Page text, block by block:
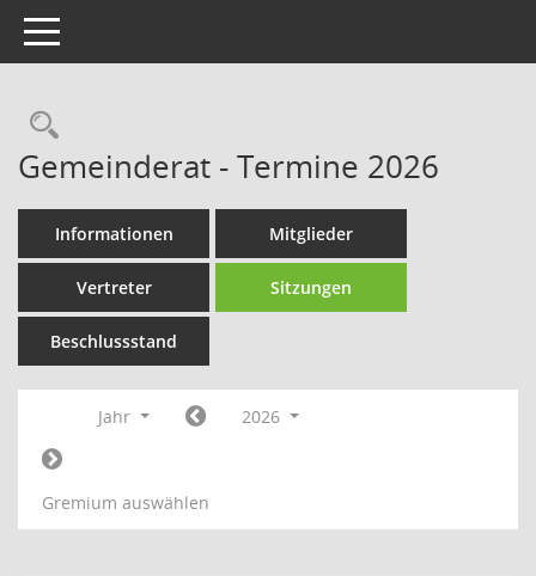
Toggle navigation
Rechercheauswahl
Gemeinderat - Termine 2026
Informationen Mitglieder
Vertreter Sitzungen
Beschlussstand
Jahr 2026
Gremium auswählen